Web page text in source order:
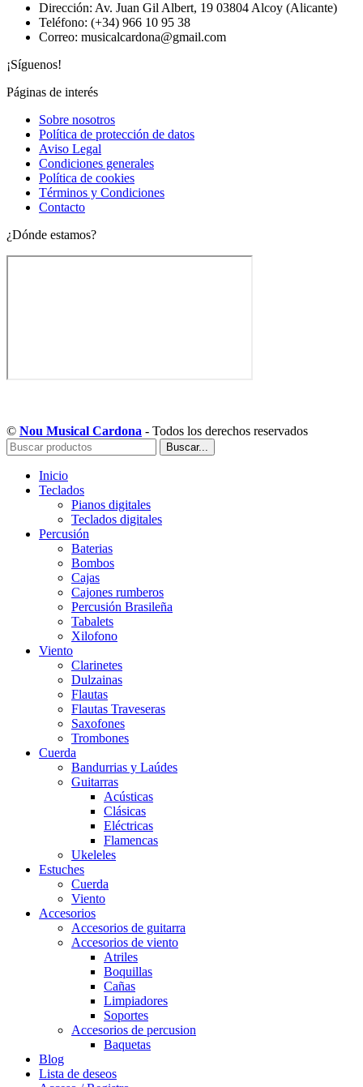
Dirección: Av. Juan Gil Albert, 19 03804 Alcoy (Alicante)
Teléfono: (+34) 966 10 95 38
Correo: musicalcardona@gmail.com
¡Síguenos!
Páginas de interés
Main
Menu
Sobre nosotros
Política de protección de datos
Aviso Legal
Condiciones generales
Política de cookies
Términos y Condiciones
Contacto
¿Dónde estamos?
© Nou Musical Cardona - Todos los derechos reservados
Buscar...
Inicio
Teclados
Pianos digitales
Teclados digitales
Percusión
Baterias
Bombos
Cajas
Cajones rumberos
Percusión Brasileña
Tabalets
Xilofono
Viento
Clarinetes
Dulzainas
Flautas
Flautas Traveseras
Saxofones
Trombones
Cuerda
Bandurrias y Laúdes
Guitarras
Acústicas
Clásicas
Eléctricas
Flamencas
Ukeleles
Estuches
Cuerda
Viento
Accesorios
Accesorios de guitarra
Accesorios de viento
Atriles
Boquillas
Cañas
Limpiadores
Soportes
Accesorios de percusion
Baquetas
Blog
Lista de deseos